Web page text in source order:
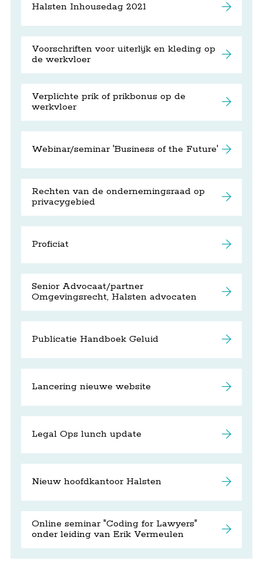
Halsten Inhousedag 2021
Voorschriften voor uiterlijk en kleding op
de werkvloer
Verplichte prik of prikbonus op de
werkvloer
Webinar/seminar 'Business of the Future'
Rechten van de ondernemingsraad op
privacygebied
Proficiat
Senior Advocaat/partner
Omgevingsrecht, Halsten advocaten
Publicatie Handboek Geluid
Lancering nieuwe website
Legal Ops lunch update
Nieuw hoofdkantoor Halsten
Online seminar "Coding for Lawyers"
onder leiding van Erik Vermeulen